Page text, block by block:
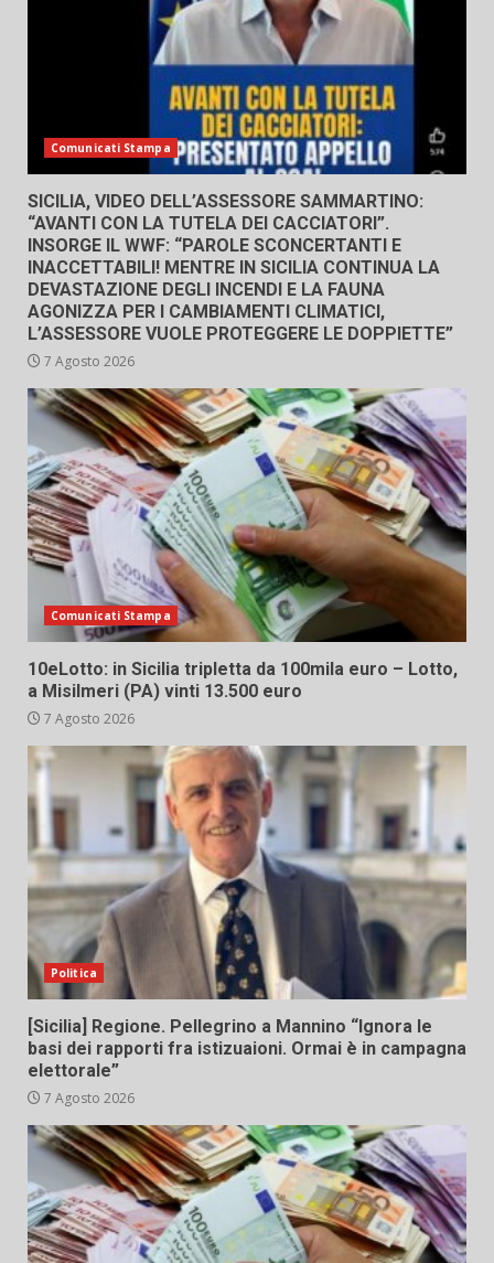
Comunicati Stampa
SICILIA, VIDEO DELL’ASSESSORE SAMMARTINO:
“AVANTI CON LA TUTELA DEI CACCIATORI”.
INSORGE IL WWF: “PAROLE SCONCERTANTI E
INACCETTABILI! MENTRE IN SICILIA CONTINUA LA
DEVASTAZIONE DEGLI INCENDI E LA FAUNA
AGONIZZA PER I CAMBIAMENTI CLIMATICI,
L’ASSESSORE VUOLE PROTEGGERE LE DOPPIETTE”
7 Agosto 2026
Comunicati Stampa
10eLotto: in Sicilia tripletta da 100mila euro – Lotto,
a Misilmeri (PA) vinti 13.500 euro
7 Agosto 2026
Politica
[Sicilia] Regione. Pellegrino a Mannino “Ignora le
basi dei rapporti fra istizuaioni. Ormai è in campagna
elettorale”
7 Agosto 2026